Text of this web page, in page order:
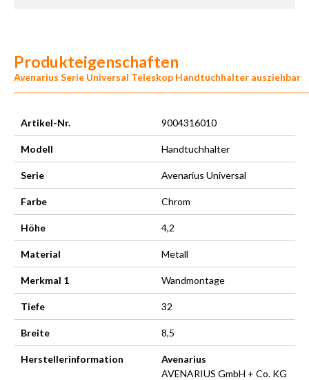
Produkteigenschaften
Avenarius Serie Universal Teleskop Handtuchhalter ausziehbar
Artikel-Nr. 9004316010
Modell Handtuchhalter
Serie Avenarius Universal
Farbe Chrom
Höhe 4,2
Material Metall
Merkmal 1 Wandmontage
Tiefe 32
Breite 8,5
Herstellerinformation
Avenarius
AVENARIUS GmbH + Co. KG